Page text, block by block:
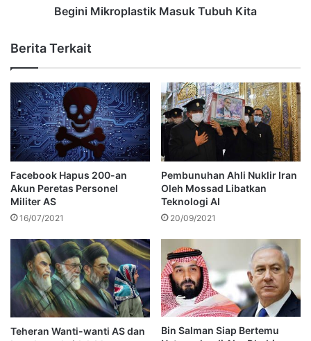
Begini Mikroplastik Masuk Tubuh Kita
Berita Terkait
Facebook Hapus 200-an
Akun Peretas Personel
Militer AS
16/07/2021
Pembunuhan Ahli Nuklir Iran
Oleh Mossad Libatkan
Teknologi AI
20/09/2021
Teheran Wanti-wanti AS dan
Bin Salman Siap Bertemu